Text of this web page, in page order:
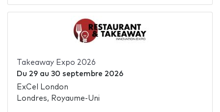
Takeaway Expo 2026
Du 29au 30 septembre 2026
ExCel London
Londres, Royaume-Uni